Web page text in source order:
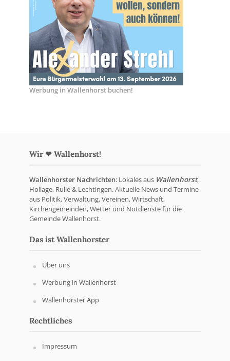
Werbung in Wallenhorst buchen!
Wir ❤ Wallenhorst!
Wallenhorster Nachrichten: Lokales aus Wallenhorst,
Hollage, Rulle & Lechtingen. Aktuelle News und Termine
aus Politik, Verwaltung, Vereinen, Wirtschaft,
Kirchengemeinden, Wetter und Notdienste für die
Gemeinde Wallenhorst.
Das ist Wallenhorster
Über uns
Werbung in Wallenhorst
Wallenhorster App
Rechtliches
Impressum